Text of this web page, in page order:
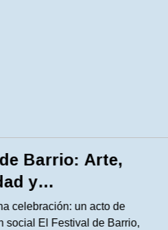
Barrio: Arte,
y
Urbana en
celebración: un acto de
social El Festival de Barrio,